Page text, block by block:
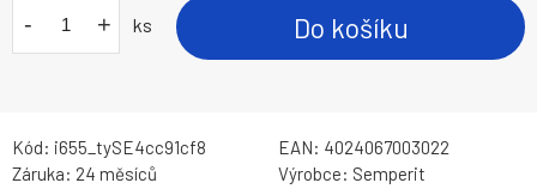
- + ks Do košíku
Kód: i655_tySE4cc91cf8 EAN: 4024067003022
Záruka: 24 měsíců Výrobce: Semperit